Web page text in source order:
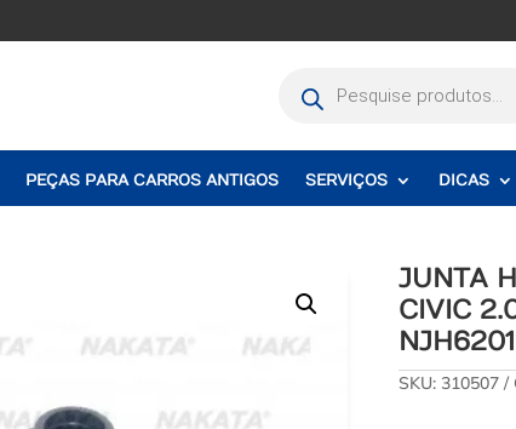
produtos
PEÇAS PARA CARROS ANTIGOS SERVIÇOS DICAS
JUNTA
CIVIC
SKU: 310507